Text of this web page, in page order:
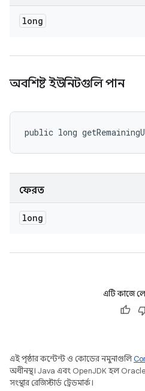
long
অবশিষ্ট ইউনিটগুলি পান
public long
ফেরত
long
এটি কাজে
এই পৃষ্ঠার কন্টেন্ট ও কোডের নমুনাগুলি
অধীনস্থ। Java এবং OpenJDK হল
সংস্থার রেজিস্টার্ড ট্রেডমার্ক।